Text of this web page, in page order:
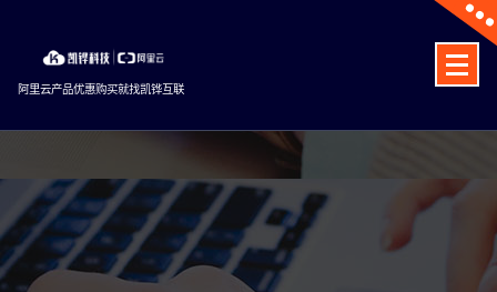
content
阿里云产品优惠购买就找凯铧互联